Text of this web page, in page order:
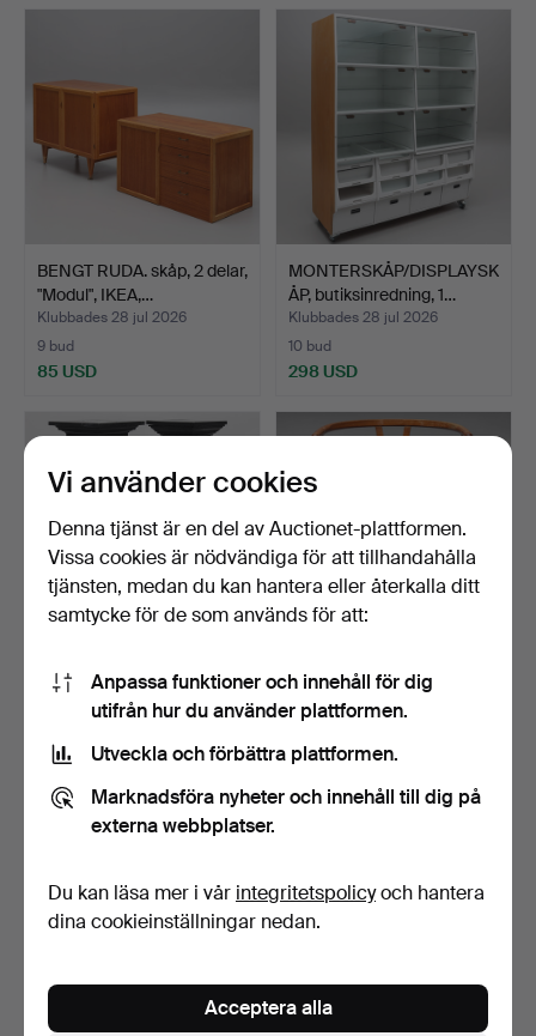
BENGT RUDA. skåp, 2 delar,
"Modul", IKEA,…
Klubbades 28 jul 2026
9 bud
85 USD
MONTERSKÅP/DISPLAYSK
ÅP, butiksinredning, 1…
Klubbades 28 jul 2026
10 bud
298 USD
PIEDESTALER, 2 st, 1900-
tal.
Klubbades 28 jul 2026
23 bud
HANS J WEGNER.
Karmstol, betsad/lackad
bok…
Klubbades 28 jul 2026
32 bud
Utvalt
Vi använder cookies
Denna tjänst är en del av Auctionet-plattformen.
Vissa cookies är nödvändiga för att tillhandahålla
tjänsten, medan du kan hantera eller återkalla ditt
samtycke för de som används för att:
Anpassa funktioner och innehåll för dig
utifrån hur du använder plattformen.
Utveckla och förbättra plattformen.
Marknadsföra nyheter och innehåll till dig på
externa webbplatser.
Du kan läsa mer i vår integritetspolicyoch hantera
dina cookieinställningar nedan.
Acceptera alla